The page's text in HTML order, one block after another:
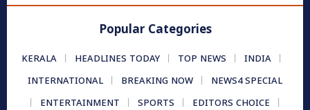
Popular Categories
KERALA HEADLINES TODAY TOP NEWS
INDIA
INTERNATIONAL
BREAKING NOW
NEWS4 SPECIAL
ENTERTAINMENT
SPORTS
EDITORS CHOICE